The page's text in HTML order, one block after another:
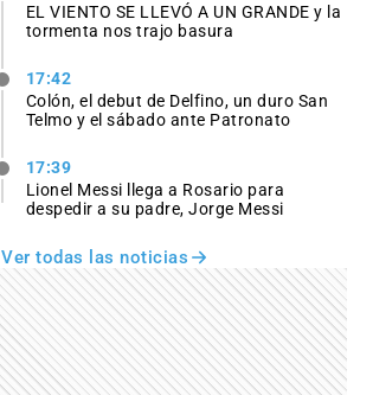
EL VIENTO SE LLEVÓ A UN GRANDE y la
tormenta nos trajo basura
17:42
Colón, el debut de Delfino, un duro San
Telmo y el sábado ante Patronato
17:39
Lionel Messi llega a Rosario para
despedir a su padre, Jorge Messi
Ver todas las noticias